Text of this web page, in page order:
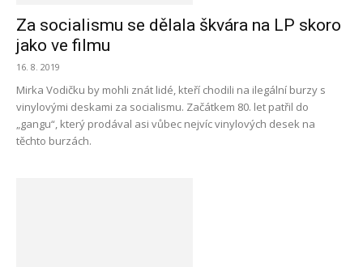
Za socialismu se dělala škvára na LP skoro
jako ve filmu
16. 8. 2019
Mirka Vodičku by mohli znát lidé, kteří chodili na ilegální burzy s
vinylovými deskami za socialismu. Začátkem 80. let patřil do
„gangu“, který prodával asi vůbec nejvíc vinylových desek na
těchto burzách.